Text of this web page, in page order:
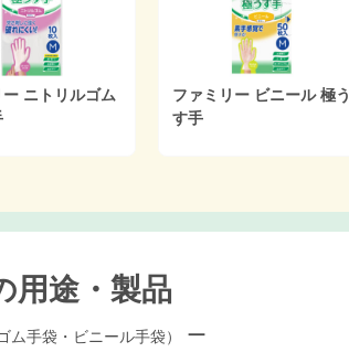
ニトリルゴム
ファミリー ビニール 極う
す手
用途・製品
ゴム手袋・ビニール手袋） ー